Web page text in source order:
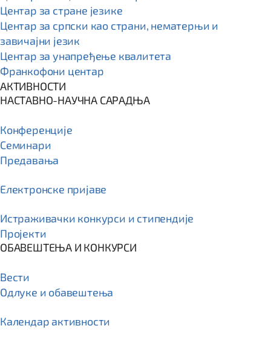
Центар за стране језике
Центар за српски као страни, нематерњи и
завичајни језик
Центар за унапређење квалитета
Франкофони центар
АКТИВНОСТИ
НАСТАВНО-НАУЧНА САРАДЊА
Конференције
Семинари
Предавања
Електронске пријаве
Истраживачки конкурси и стипендије
Пројекти
ОБАВЕШТЕЊА И КОНКУРСИ
Вести
Одлуке и обавештења
Календар активности